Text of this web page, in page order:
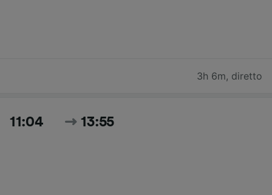
3h 6m, diretto
11:04 13:55